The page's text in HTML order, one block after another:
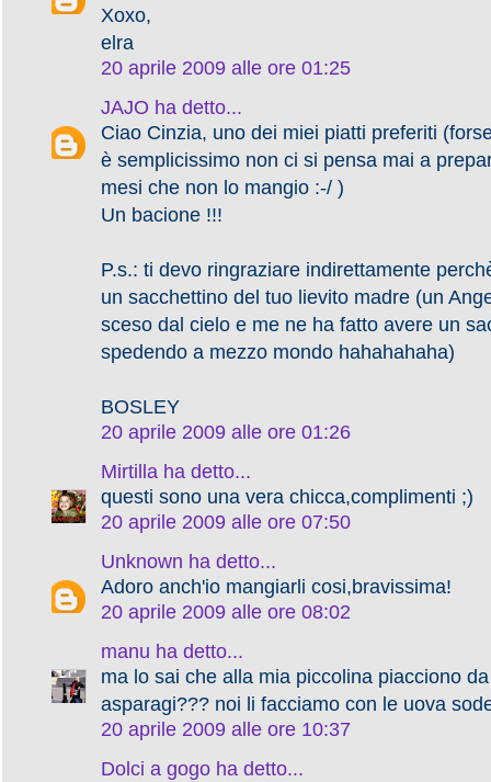
Xoxo,
elra
20 aprile 2009 alle ore 01:25
JAJO ha detto...
Ciao Cinzia, uno dei miei piatti preferiti
è semplicissimo non ci si pensa mai a
mesi che non lo mangio :-/ )
Un bacione !!!
P.s.: ti devo ringraziare indirettamente
un sacchettino del tuo lievito madre (un
sceso dal cielo e me ne ha fatto avere un
spedendo a mezzo mondo hahahahaha)
BOSLEY
20 aprile 2009 alle ore 01:26
Mirtilla ha detto...
questi sono una vera chicca,complimenti ;)
20 aprile 2009 alle ore 07:50
Unknown ha detto...
Adoro anch'io mangiarli cosi,bravissima!
20 aprile 2009 alle ore 08:02
manu ha detto...
ma lo sai che alla mia piccolina piacciono
asparagi??? noi li facciamo con le uova
20 aprile 2009 alle ore 10:37
Dolci a gogo ha detto...